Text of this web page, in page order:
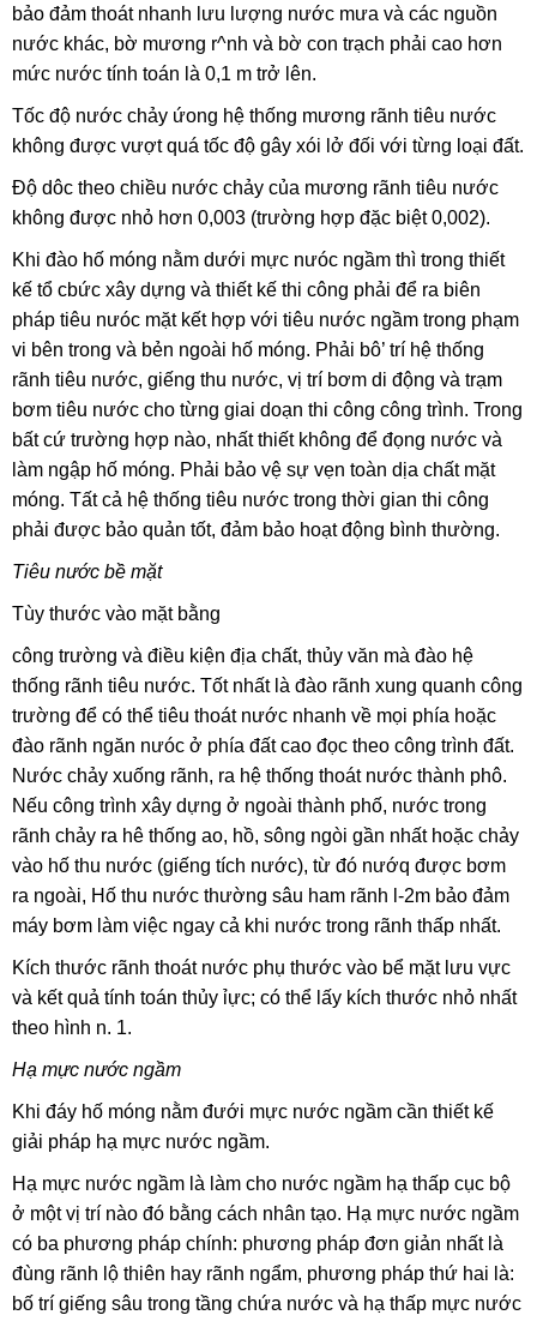
bảo đảm thoát nhanh lưu lượng nước mưa và các nguồn
nước khác, bờ mương r^nh và bờ con trạch phải cao hơn
mức nước tính toán là 0,1 m trở lên.
Tốc độ nước chảy ứong hệ thống mương rãnh tiêu nước
không được vượt quá tốc độ gây xói lở đối với từng loại đất.
Độ dôc theo chiều nước chảy của mương rãnh tiêu nước
không được nhỏ hơn 0,003 (trường hợp đặc biệt 0,002).
Khi đào hố móng nằm dưới mực nưóc ngầm thì trong thiết
kế tổ cbức xây dựng và thiết kế thi công phải để ra biên
pháp tiêu nưóc mặt kết hợp với tiêu nước ngầm trong phạm
vi bên trong và bẻn ngoài hố móng. Phải bô’ trí hệ thống
rãnh tiêu nước, giếng thu nước, vị trí bơm di động và trạm
bơm tiêu nước cho từng giai doạn thi công công trình. Trong
bất cứ trường hợp nào, nhất thiết không để đọng nước và
làm ngập hố móng. Phải bảo vệ sự vẹn toàn dịa chất mặt
móng. Tất cả hệ thống tiêu nước trong thời gian thi công
phải được bảo quản tốt, đảm bảo hoạt động bình thường.
Tiêu nước bề mặt
Tùy thước vào mặt bằng
công trường và điều kiện địa chất, thủy văn mà đào hệ
thống rãnh tiêu nước. Tốt nhất là đào rãnh xung quanh công
trường để có thể tiêu thoát nước nhanh về mọi phía hoặc
đào rãnh ngăn nưóc ở phía đất cao đọc theo công trình đất.
Nước chảy xuống rãnh, ra hệ thống thoát nước thành phô.
Nếu công trình xây dựng ở ngoài thành phố, nước trong
rãnh chảy ra hê thống ao, hồ, sông ngòi gần nhất hoặc chảy
vào hố thu nước (giếng tích nước), từ đó nướq được bơm
ra ngoài, Hố thu nước thường sâu ham rãnh l-2m bảo đảm
máy bơm làm việc ngay cả khi nước trong rãnh thấp nhất.
Kích thước rãnh thoát nước phụ thước vào bể mặt lưu vực
và kết quả tính toán thủy ỉực; có thể lấy kích thước nhỏ nhất
theo hình n. 1.
Hạ mực nước ngầm
Khi đáy hố móng nằm đưới mực nước ngầm cần thiết kế
giải pháp hạ mực nước ngầm.
Hạ mực nước ngầm là làm cho nước ngầm hạ thấp cục bộ
ở một vị trí nào đó bằng cách nhân tạo. Hạ mực nước ngầm
có ba phương pháp chính: phương pháp đơn giản nhất là
đùng rãnh lộ thiên hay rãnh ngẩm, phương pháp thứ hai là:
bố trí giếng sâu trong tầng chứa nước và hạ thấp mực nước